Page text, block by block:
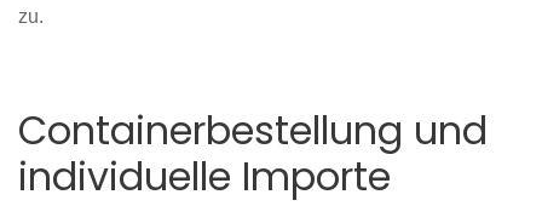
zu.
Containerbestellung und
individuelle Importe